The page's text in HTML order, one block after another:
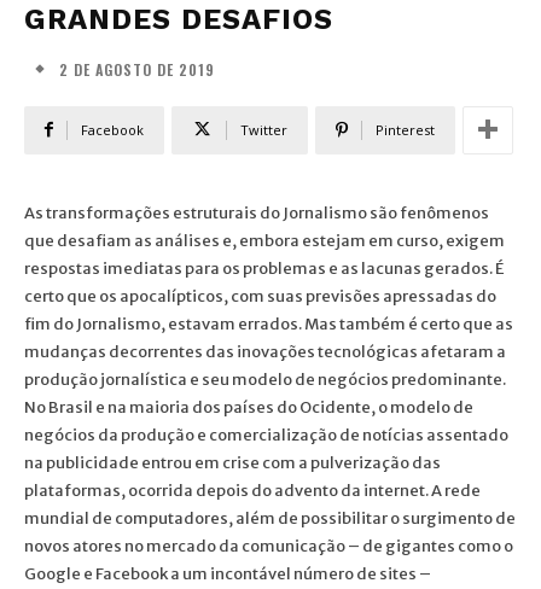
GRANDES DESAFIOS
2 DE AGOSTO DE 2019
Facebook Twitter Pinterest
As transformações estruturais do Jornalismo são fenômenos
que desafiam as análises e, embora estejam em curso, exigem
respostas imediatas para os problemas e as lacunas gerados. É
certo que os apocalípticos, com suas previsões apressadas do
fim do Jornalismo, estavam errados. Mas também é certo que as
mudanças decorrentes das inovações tecnológicas afetaram a
produção jornalística e seu modelo de negócios predominante.
No Brasil e na maioria dos países do Ocidente, o modelo de
negócios da produção e comercialização de notícias assentado
na publicidade entrou em crise com a pulverização das
plataformas, ocorrida depois do advento da internet. A rede
mundial de computadores, além de possibilitar o surgimento de
novos atores no mercado da comunicação – de gigantes como o
Google e Facebook a um incontável número de sites –